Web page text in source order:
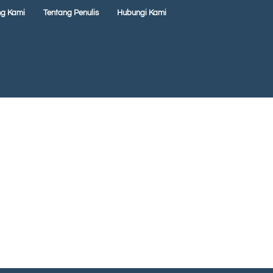
Kami Tentang Penulis Hubungi Kami